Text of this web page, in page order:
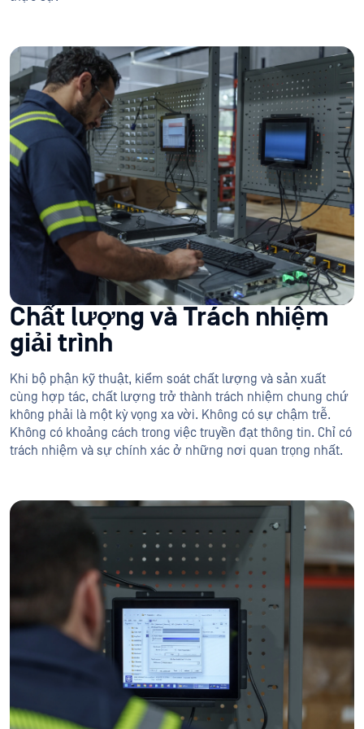
Chất lượng và Trách nhiệm
giải trình
Khi bộ phận kỹ thuật, kiểm soát chất lượng và sản xuất
cùng hợp tác, chất lượng trở thành trách nhiệm chung chứ
không phải là một kỳ vọng xa vời. Không có sự chậm trễ.
Không có khoảng cách trong việc truyền đạt thông tin. Chỉ có
trách nhiệm và sự chính xác ở những nơi quan trọng nhất.